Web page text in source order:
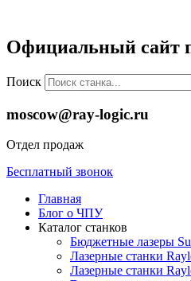
Официальный сайт
Поиск
moscow@ray-logic.ru
Отдел продаж
Бесплатный звонок
Главная
Блог о ЧПУ
Каталог станков
Бюджетные лазеры
Лазерные станки
Лазерные станки